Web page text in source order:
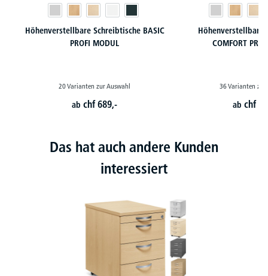
Höhenverstellbare Schreibtische BASIC
PROFI MODUL
20 Varianten zur Auswahl
abchf 689,-
Höhenverstellbare
COMFORT
36 Varianten zur
abchf
Das hat auch andere Kunden
interessiert